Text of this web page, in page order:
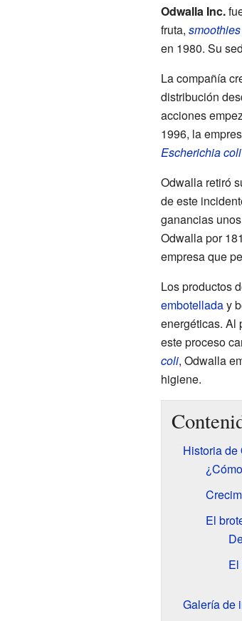
Odwalla Inc.
fruta, smoothies
en 1980. Su
La compañía
distribución
acciones
1996, la
Escherichia coli
Odwalla retiró
de este
ganancias
Odwalla por
empresa que
Los productos
embotelladay
energéticas. Al
este proceso
coli, Odwalla
higiene.
Historia de
El
El
Galería de